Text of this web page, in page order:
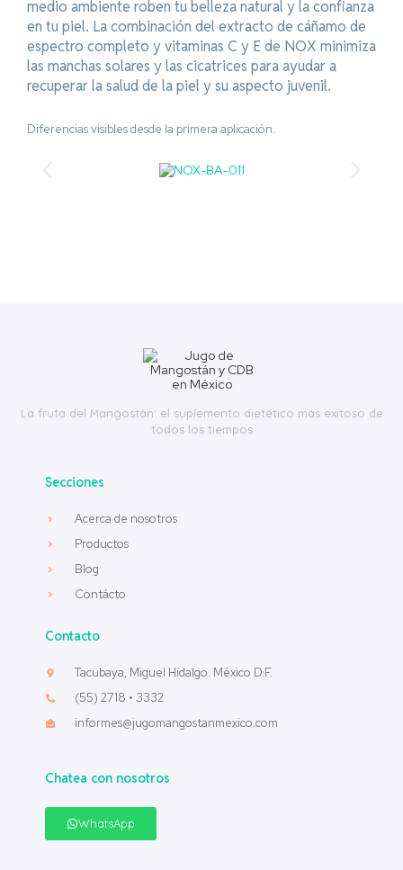
medio ambiente roben tu belleza natural y la confianza
en tu piel. La combinación del extracto de cáñamo de
espectro completo y vitaminas C y E de NOX minimiza
las manchas solares y las cicatrices para ayudar a
recuperar la salud de la piel y su aspecto juvenil.
Diferencias visibles desde la primera aplicación.
La fruta del Mangostán: el suplemento dietético más exitoso de
todos los tiempos
Secciones
Acerca de nosotros
Productos
Blog
Contácto
Contacto
Tacubaya, Miguel Hidalgo. México D.F.
(55) 2718 • 3332
informes@jugomangostanmexico.com
Chatea con nosotros
WhatsApp